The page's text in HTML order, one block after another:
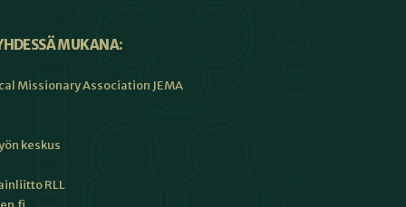
MUKANA:
Missionary Association JEMA
keskus
RLL